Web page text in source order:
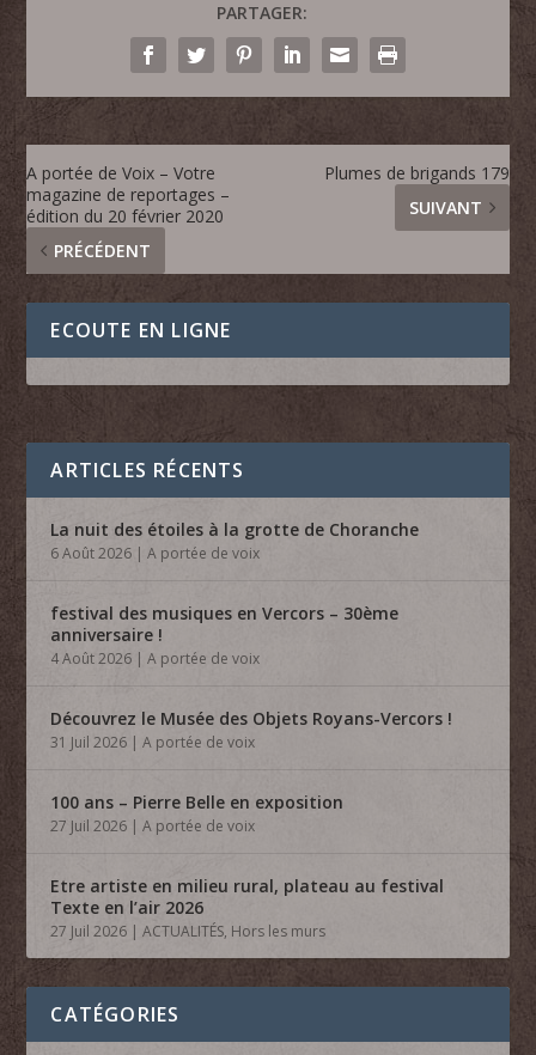
PARTAGER:
A portée de Voix – Votre
magazine de reportages –
édition du 20 février 2020
PRÉCÉDENT
Plumes de brigands 179
SUIVANT
ECOUTE EN LIGNE
ARTICLES RÉCENTS
La nuit des étoiles à la grotte de Choranche
6 Août 2026 |A portée de voix
festival des musiques en Vercors – 30ème
anniversaire !
4 Août 2026 |A portée de voix
Découvrez le Musée des Objets Royans-Vercors !
31 Juil 2026 |A portée de voix
100 ans – Pierre Belle en exposition
27 Juil 2026 |A portée de voix
Etre artiste en milieu rural, plateau au festival
Texte en l’air 2026
27 Juil 2026 |ACTUALITÉS, Hors les murs
CATÉGORIES